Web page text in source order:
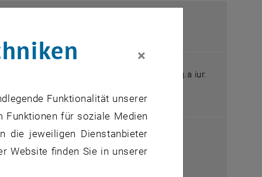
und Mag.a iur.
Steger(Anwaltschaft für
Behinderungen Österreich)
×
Funktionalität unserer
Funktionen für soziale Medien
die jeweiligen Dienstanbieter
Website finden Sie in unserer